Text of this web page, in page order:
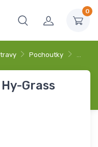
0
Pochoutky …
Grass